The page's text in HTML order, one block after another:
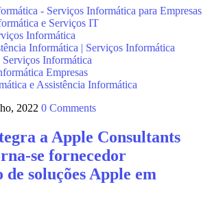
- Serviços Informática para Empresas
e Serviços IT
Informática
Informática | Serviços Informática
Informática
Empresas
e Assistência Informática
2022 0 Comments
a Apple Consultants
fornecedor
de soluções Apple em